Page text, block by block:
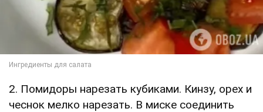
2. Помидоры нарезать кубиками. Кинзу, орех и
чеснок мелко нарезать. В миске соединить